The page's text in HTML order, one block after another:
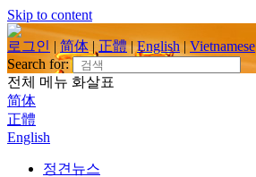
Skip to content
로그인 | 简体 | 正體 | English | Vietnamese
Search for:
전체 메뉴 화살표
简体
正體
English
정견뉴스